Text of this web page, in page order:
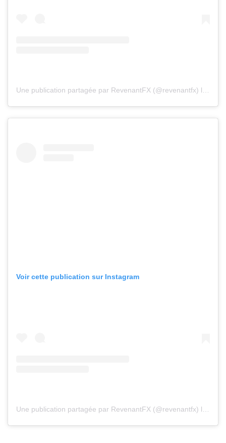
Une publication partagée par RevenantFX (@revenantfx) le
Voir cette publication sur Instagram
Une publication partagée par RevenantFX (@revenantfx) le